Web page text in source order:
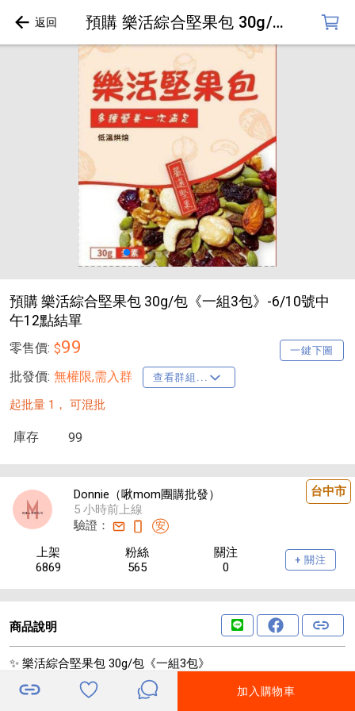
預購 樂活綜合堅果包 30g/包《一組3包》-6/10號中午12點結單
預購 樂活綜合堅果包 30g/包《一組3包》-6/10號中
午12點結單
零售價: $99 一鍵下圖
批發價: 無權限,需入群 查看群組...
起批量 1， 可混批
庫存 99
台中市
Donnie（啾mom團購批發）
5 小時前上線
驗證：
安
上架
6869
粉絲
565
關注
0
+ 關注
商品說明
✨ 樂活綜合堅果包 30g/包《一組3包》
你是不是也常常想吃零食
加入購物車